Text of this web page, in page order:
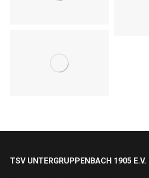
TSV UNTERGRUPPENBACH 1905 E.V.